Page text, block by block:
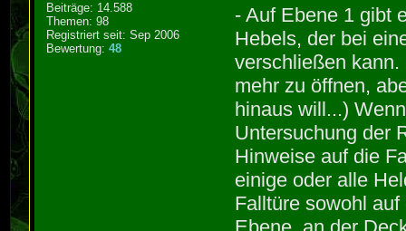
Beiträge: 14.588
Themen: 98
Registriert seit: Sep 2006
Bewertung:48
- Auf Ebene 1 gibt
Hebels, der bei
verschließen
mehr zu öffnen,
hinaus will...)
Untersuchung der
Hinweise auf die
einige oder alle
Falltüre sowohl